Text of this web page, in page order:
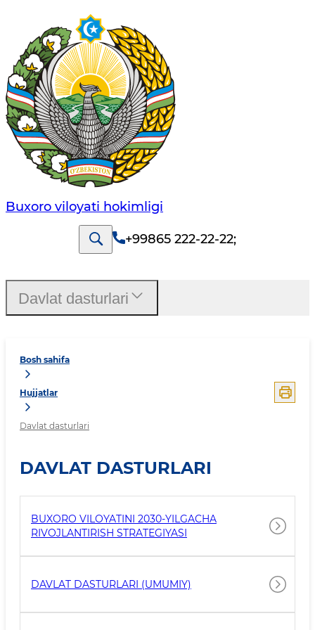
Buxoro viloyati hokimligi
+99865 222-22-22;
Bosh sahifa
Hujjatlar
Davlat dasturlari
DAVLAT DASTURLARI
BUXORO VILOYATINI 2030-YILGACHA
RIVOJLANTIRISH STRATEGIYASI
DAVLAT DASTURLARI (UMUMIY)
Davlat dasturlari